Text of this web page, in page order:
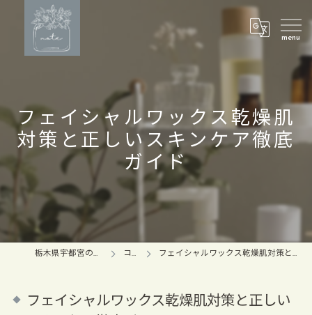
フェイシャルワックス乾燥肌
対策と正しいスキンケア徹底
ガイド
栃木県宇都宮のマツパならnote コラム フェイシャルワックス乾燥肌対策と正しいスキンケア徹底ガイド
フェイシャルワックス乾燥肌対策と正しい